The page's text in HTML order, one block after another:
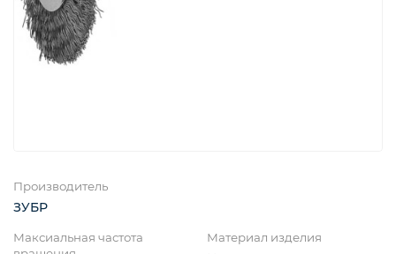
Производитель
ЗУБР
Максиальная частота
Материал изделия